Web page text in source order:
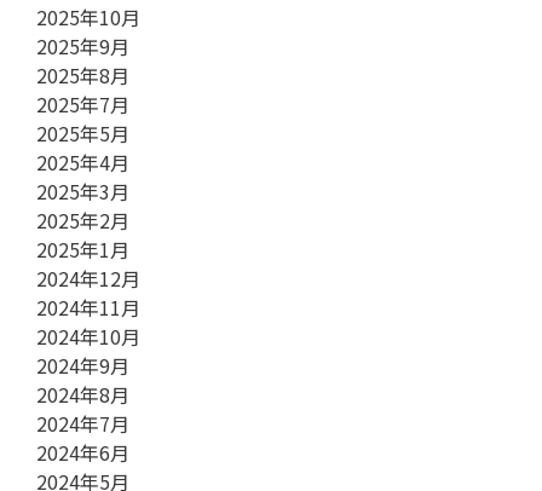
2025年10月
2025年9月
2025年8月
2025年7月
2025年5月
2025年4月
2025年3月
2025年2月
2025年1月
2024年12月
2024年11月
2024年10月
2024年9月
2024年8月
2024年7月
2024年6月
2024年5月